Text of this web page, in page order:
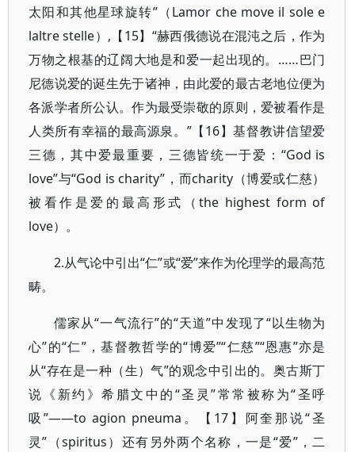
太阳和其他星球旋转”（Lamor che move il sole e
laltre stelle）,【15】“赫西俄德说在混沌之后，作为
万物之根基的辽阔大地是和爱一起出现的。……巴门
尼德说爱的诞生先于诸神，由此爱的最古老地位便为
各派学者所公认。作为最受崇敬的原则，爱被看作是
人类所有幸福的最高源泉。”【16】基督教讲信望爱
三德，其中爱最重要，三德皆统一于爱：“God is
love”与“God is charity”，而charity（博爱或仁慈）
被看作是爱的最高形式（the highest form of
love）。
2.从气论中引出“仁”或“爱”来作为伦理学的最高范
畴。
儒家从“一气流行”的“天道”中发现了“以生物为
心”的“仁”，基督教哲学的“博爱”“仁慈”“恩惠”亦是
从“存在是一种（生）气”的观念中引出的。奥古斯丁
说《新约》希腊文中的“圣灵”常常被称为“圣呼
吸”——to agion pneuma。【17】阿奎那说“圣
灵”（spiritus）还有另外两个名称，一是“爱”，二